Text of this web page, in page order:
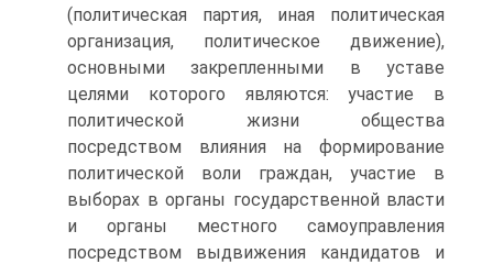
(политическая партия, иная политическая
организация, политическое движение),
основными закрепленными в уставе
целями которого являются: участие в
политической жизни общества
посредством влияния на формирование
политической воли граждан, участие в
выборах в органы государственной власти
и органы местного самоуправления
посредством выдвижения кандидатов и